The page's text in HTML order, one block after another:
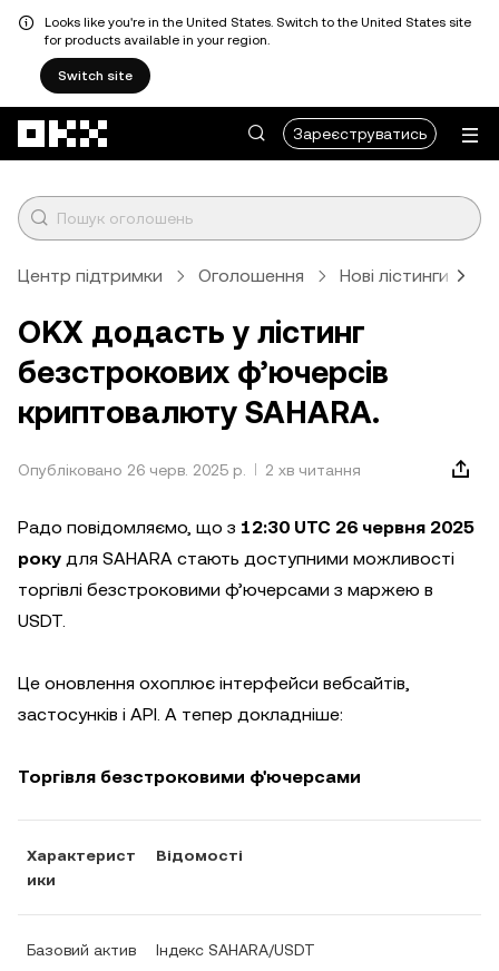
Looks like you're in the United States. Switch to the United States site
for products available in your region.
Switch site
Зареєструватись
Центр підтримки Оголошення Нові лістинги
OKX додасть у лістинг
безстрокових ф’ючерсів
криптовалюту SAHARA.
Опубліковано 26 черв. 2025 р. 2 хв читання
Радо повідомляємо, що з 12:30 UTC 26 червня 2025
року для SAHARA стають доступними можливості
торгівлі безстроковими ф’ючерсами з маржею в
USDT.
Це оновлення охоплює інтерфейси вебсайтів,
застосунків і API. А тепер докладніше:
Торгівля безстроковими ф'ючерсами
Характерист
ики
Відомості
Базовий актив Індекс SAHARA/USDT